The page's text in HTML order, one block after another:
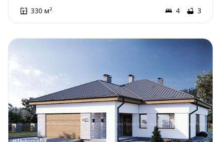
330 м² 4 3